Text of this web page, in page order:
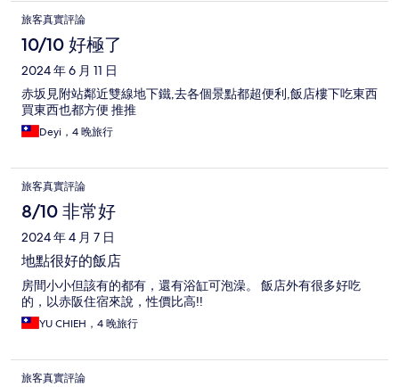
旅客真實評論
10/10 好極了
2024 年 6 月 11 日
赤坂見附站鄰近雙線地下鐵,去各個景點都超便利,飯店樓下吃東西
買東西也都方便 推推
Deyi，4 晚旅行
旅客真實評論
8/10 非常好
2024 年 4 月 7 日
地點很好的飯店
房間小小但該有的都有，還有浴缸可泡澡。 飯店外有很多好吃
的，以赤阪住宿來說，性價比高!!
YU CHIEH，4 晚旅行
旅客真實評論